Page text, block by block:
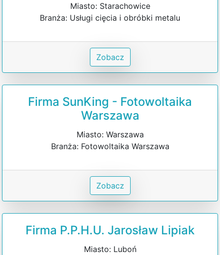
Miasto: Starachowice
Branża: Usługi cięcia i obróbki metalu
Zobacz
Firma SunKing - Fotowoltaika
Warszawa
Miasto: Warszawa
Branża: Fotowoltaika Warszawa
Zobacz
Firma P.P.H.U. Jarosław Lipiak
Miasto: Luboń